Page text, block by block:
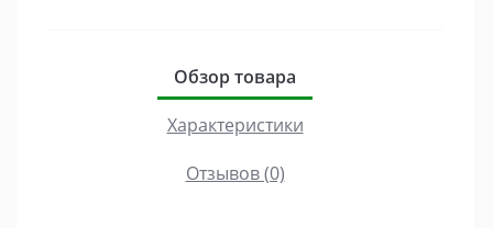
Обзор товара
Характеристики
Отзывов (0)